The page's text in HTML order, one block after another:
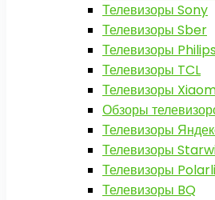
Телевизоры Sony
Телевизоры Sber
Телевизоры
Телевизоры TCL
Телевизоры
Обзоры
Телевизоры
Телевизоры
Телевизоры
Телевизоры BQ